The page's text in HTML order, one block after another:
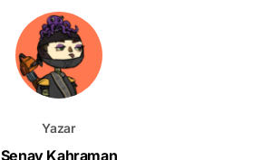
Yazar
Senay Kahraman